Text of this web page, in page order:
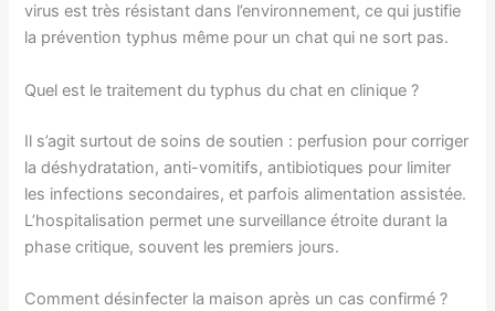
virus est très résistant dans l’environnement, ce qui justifie
la prévention typhus même pour un chat qui ne sort pas.
Quel est le traitement du typhus du chat en clinique ?
Il s’agit surtout de soins de soutien : perfusion pour corriger
la déshydratation, anti-vomitifs, antibiotiques pour limiter
les infections secondaires, et parfois alimentation assistée.
L’hospitalisation permet une surveillance étroite durant la
phase critique, souvent les premiers jours.
Comment désinfecter la maison après un cas confirmé ?